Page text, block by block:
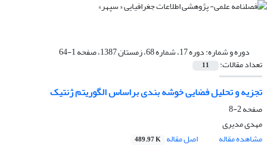
دوره و شماره:دوره 17، شماره 68، زمستان 1387، صفحه 1-64
تعداد مقالات: 11
تجزیه و تحلیل فضایى خوشه‏ بندى براساس الگوریتم ژنتیک
صفحه2-8
مهدی مدیری
مشاهده مقاله
اصل مقاله 489.97 K